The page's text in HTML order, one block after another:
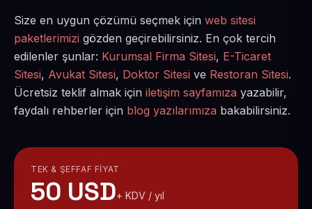
Size en uygun çözümü seçmek için web sitesi
paketlerimizi gözden geçirebilirsiniz. En çok tercih
edilenler şunlar: Kurumsal Firma Sitesi, E-Ticaret
Sitesi, Avukat Sitesi, Doktor Sitesi ve Restoran Sitesi.
Ücretsiz teklif almak için iletişim sayfamıza yazabilir,
faydalı rehberler için blog yazılarımıza bakabilirsiniz.
TEK & ŞEFFAF FIYAT
50 USD+ KDV / yıl